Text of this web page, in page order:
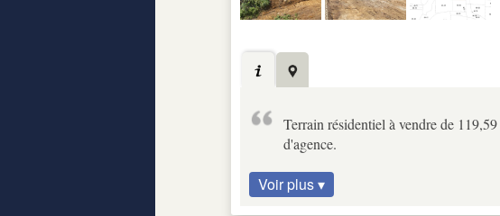
Terrain résidentiel à vendre de
d'agence.
Voir plus ▾